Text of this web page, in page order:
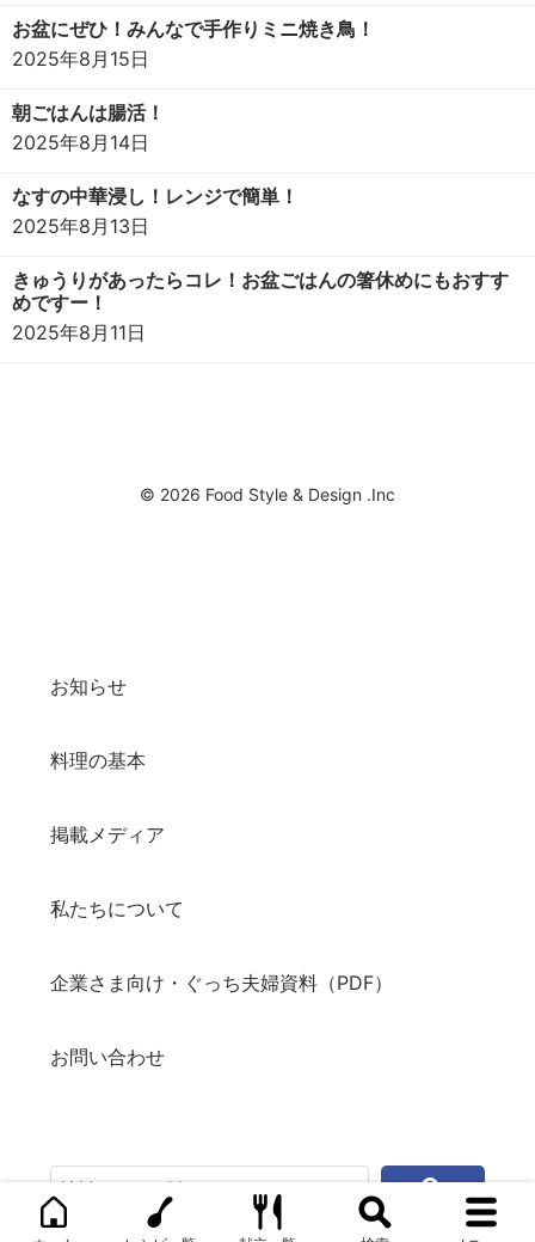
お盆にぜひ！みんなで手作りミニ焼き鳥！
2025年8月15日
朝ごはんは腸活！
2025年8月14日
なすの中華浸し！レンジで簡単！
2025年8月13日
きゅうりがあったらコレ！お盆ごはんの箸休めにもおすす
めですー！
2025年8月11日
© 2026 Food Style & Design .Inc
お知らせ
料理の基本
掲載メディア
私たちについて
企業さま向け・ぐっち夫婦資料（PDF）
お問い合わせ